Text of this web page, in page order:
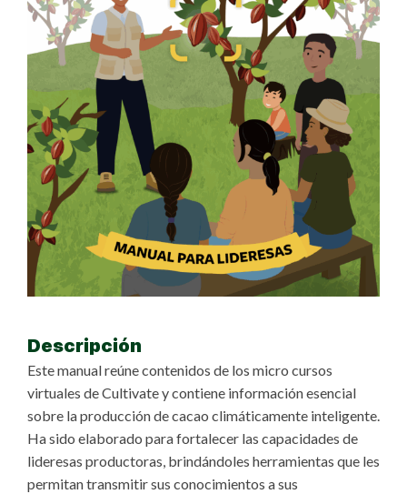
Descripción
Este manual reúne contenidos de los micro cursos
virtuales de Cultivate y contiene información esencial
sobre la producción de cacao climáticamente inteligente.
Ha sido elaborado para fortalecer las capacidades de
lideresas productoras, brindándoles herramientas que les
permitan transmitir sus conocimientos a sus